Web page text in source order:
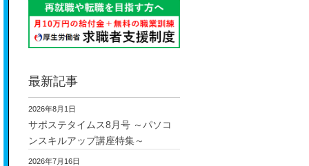
最新記事
2026年8月1日
サポステタイムス8月号 ～パソコ
ンスキルアップ講座特集～
2026年7月16日